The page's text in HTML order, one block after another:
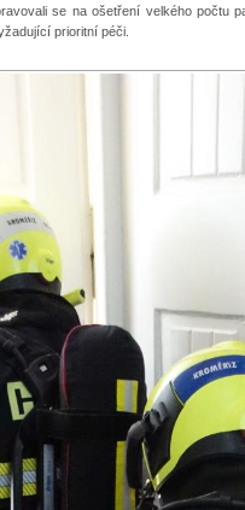
se na ošetření velkého počtu
prioritní péči.